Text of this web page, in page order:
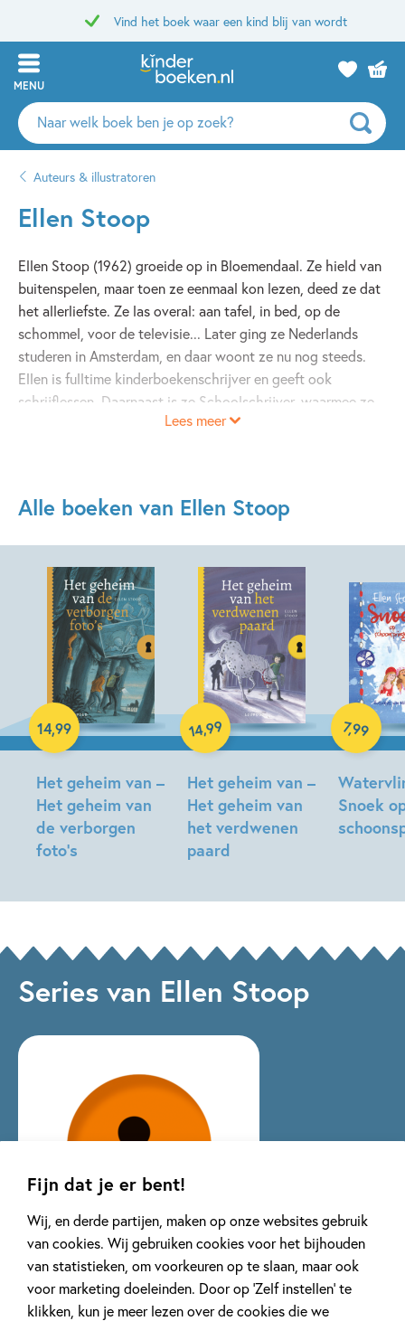
Fijn dat je er bent!
Wij, en derde partijen, maken op onze websites gebruik
van cookies. Wij gebruiken cookies voor het bijhouden
van statistieken, om voorkeuren op te slaan, maar ook
voor marketing doeleinden. Door op ‘Zelf instellen’ te
klikken, kun je meer lezen over de cookies die we
Vind het boek waar een kind blij van wordt
MENU
Zoeken
naar
auteurs
uitgevers
Auteurs & illustratoren
Ellen Stoop
Ellen Stoop (1962) groeide op in Bloemendaal. Ze hield van
buitenspelen, maar toen ze eenmaal kon lezen, deed ze dat
het allerliefste. Ze las overal: aan tafel, in bed, op de
schommel, voor de televisie... Later ging ze Nederlands
studeren in Amsterdam, en daar woont ze nu nog steeds.
Ellen is fulltime kinderboekenschrijver en geeft ook
schrijflessen. Daarnaast is ze Schoolschrijver, waarmee ze
aan kinderen wil laten zien hoe leuk en spannend taal kan
Lees meer
Alle boeken van Ellen Stoop
Het geheim van –
Het geheim van
de verborgen
foto’s
&
Ellen
Saskia
14,99
Hardcover
Het geheim van –
Het geheim van
het verdwenen
paard
Stoop,
Halfmouw,
&
14,99
Hardcover
Snoek
Marieke
Ditshuizen
7,99
E-book
Series van Ellen Stoop
Het geheim van
77 delen